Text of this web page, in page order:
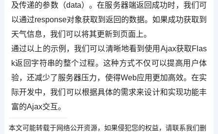
及传递的参数（data）。在服务器端返回成功时，我们可
以通过response对象获取到返回的数据。如果成功获取到
天气信息，我们可以将其更新到页面上。
通过以上的示例，我们可以清晰地看到使用Ajax获取Flas
k返回字符串的整个过程。这种方式不仅可以提高用户体
验，还减少了服务器压力，使得Web应用更加高效。在实
际开发中，我们可以根据具体的需求来设计和实现功能丰
富的Ajax交互。
本文可能转载于网络公开资源，如果侵犯您的权益，请联系我们删